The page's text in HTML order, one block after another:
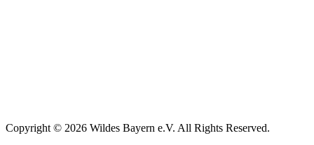
Copyright © 2026 Wildes Bayern e.V. All Rights Reserved.